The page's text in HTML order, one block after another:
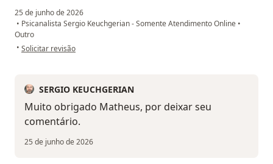
25 de junho de 2026
• Psicanalista Sergio Keuchgerian - Somente Atendimento Online •
Outro
• na opinião do utilizador Matheus Alves
Solicitar revisão
SERGIO KEUCHGERIAN
Muito obrigado Matheus, por deixar seu
comentário.
25 de junho de 2026